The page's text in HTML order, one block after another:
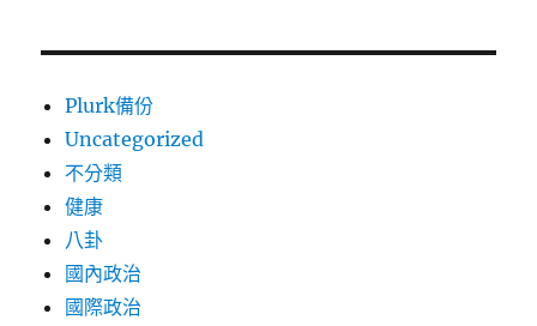
Plurk備份
Uncategorized
不分類
健康
八卦
國內政治
國際政治